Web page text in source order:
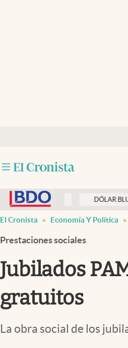
Otras secciones
Clima
Mundial 2026
Eventos Corporativos
El Cronista Studio
0.00 % DÓLAR BLUE $
El Cronista Economía Y Política
Prestaciones sociales
Jubilados
gratuitos
La obra social de los